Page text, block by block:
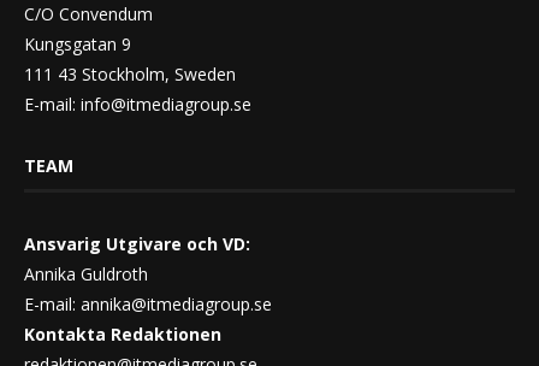
C/O Convendum
Kungsgatan 9
111 43 Stockholm, Sweden
E-mail: info@itmediagroup.se
TEAM
Ansvarig Utgivare och VD:
Annika Guldroth
E-mail: annika@itmediagroup.se
Kontakta Redaktionen